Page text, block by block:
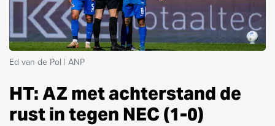
Ed van de Pol | ANP
HT: AZ met achterstand de
rust in tegen NEC (1-0)